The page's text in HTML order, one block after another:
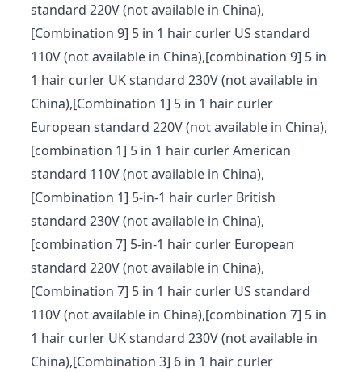
standard 220V (not available in China),
[Combination 9] 5 in 1 hair curler US standard
110V (not available in China),[combination 9] 5 in
1 hair curler UK standard 230V (not available in
China),[Combination 1] 5 in 1 hair curler
European standard 220V (not available in China),
[combination 1] 5 in 1 hair curler American
standard 110V (not available in China),
[Combination 1] 5-in-1 hair curler British
standard 230V (not available in China),
[combination 7] 5-in-1 hair curler European
standard 220V (not available in China),
[Combination 7] 5 in 1 hair curler US standard
110V (not available in China),[combination 7] 5 in
1 hair curler UK standard 230V (not available in
China),[Combination 3] 6 in 1 hair curler